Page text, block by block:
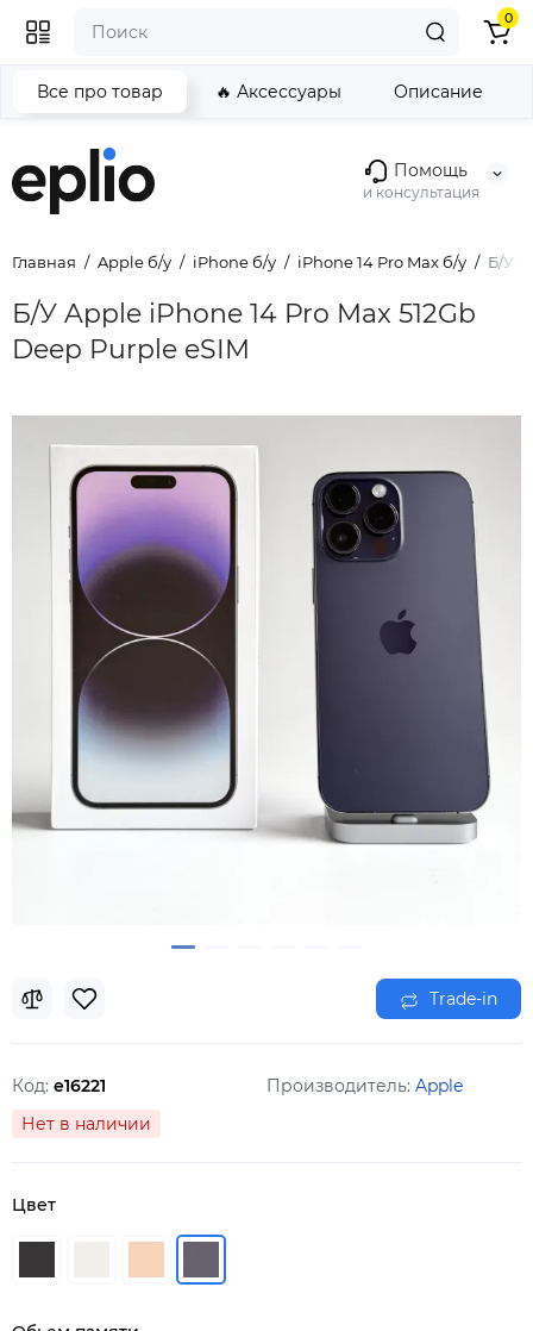
Помощь
и консультация
0
Главная Apple б/у iPhone б/у iPhone 14 Pro Max б/у Б/У
Б/У Apple iPhone 14 Pro Max 512Gb
Deep Purple eSIM
Все про товар 🔥 Аксессуары Описание
Trade-in
Код: e16221 Производитель: Apple
Нет в наличии
Цвет